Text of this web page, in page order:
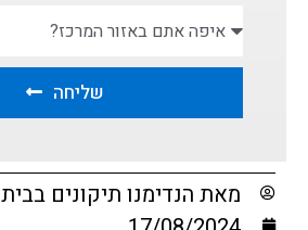
שליחה
מאת הנדימנו תיקונים בבית